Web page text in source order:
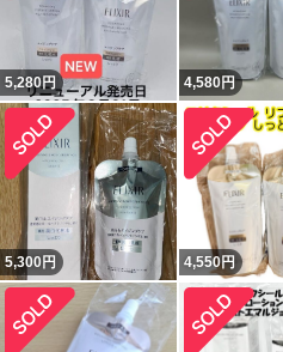
5,280円 4,580円
5,300円 4,550円